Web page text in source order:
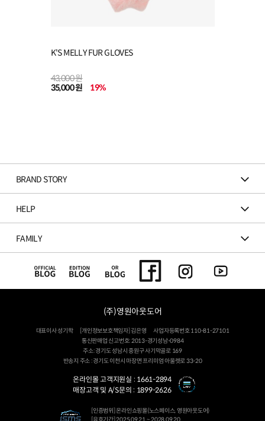
K'S MELLY FUR GLOVES
43,000 원
35,000 원
19%
BRAND STORY
HELP
FAMILY
(주)영원아웃도어
대표이사 성기학 [개인정보보호책임자] 김은영
사업자등록번호 110-81-27101
통신판매업 신고번호: 2013-경기성남-0984
주소: 경기도 성남시 중원구 사기막골로 169
반송지 주소 : 경기도 이천시 마장면 프리미엄 아울렛로 33-20
온라인몰 고객지원실 : 1661-2894
매장고객 및 A/S문의 : 1899-2626
[인증범위] 온라인쇼핑몰(노스페이스, 영원아웃도어)
[유효기간] 2025.09.21 ~ 2028.09.20